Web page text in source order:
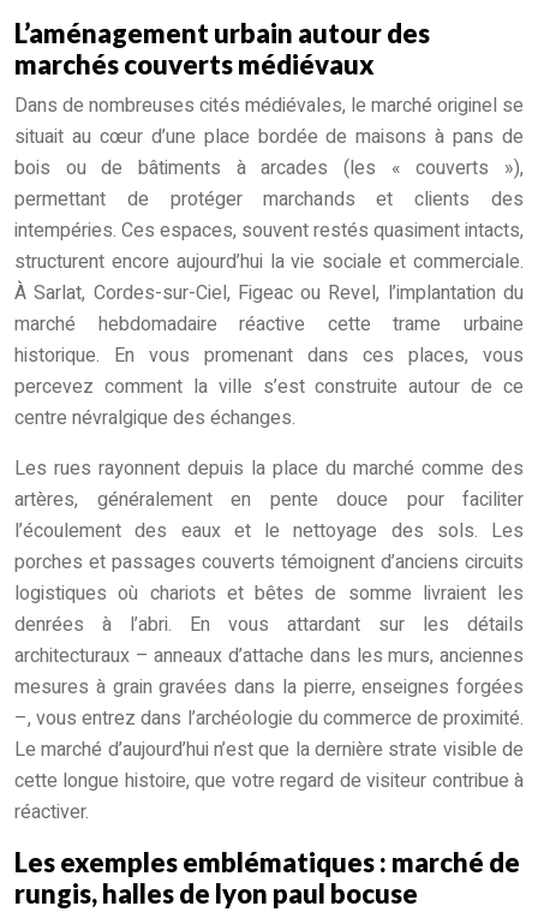
L’aménagement urbain autour des
marchés couverts médiévaux
Dans de nombreuses cités médiévales, le marché originel se
situait au cœur d’une place bordée de maisons à pans de
bois ou de bâtiments à arcades (les « couverts »),
permettant de protéger marchands et clients des
intempéries. Ces espaces, souvent restés quasiment intacts,
structurent encore aujourd’hui la vie sociale et commerciale.
À Sarlat, Cordes-sur-Ciel, Figeac ou Revel, l’implantation du
marché hebdomadaire réactive cette trame urbaine
historique. En vous promenant dans ces places, vous
percevez comment la ville s’est construite autour de ce
centre névralgique des échanges.
Les rues rayonnent depuis la place du marché comme des
artères, généralement en pente douce pour faciliter
l’écoulement des eaux et le nettoyage des sols. Les
porches et passages couverts témoignent d’anciens circuits
logistiques où chariots et bêtes de somme livraient les
denrées à l’abri. En vous attardant sur les détails
architecturaux – anneaux d’attache dans les murs, anciennes
mesures à grain gravées dans la pierre, enseignes forgées
–, vous entrez dans l’archéologie du commerce de proximité.
Le marché d’aujourd’hui n’est que la dernière strate visible de
cette longue histoire, que votre regard de visiteur contribue à
réactiver.
Les exemples emblématiques : marché de
rungis, halles de lyon paul bocuse